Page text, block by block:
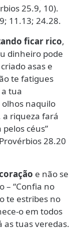
25.9, 10).
11.13; 24.28.
ficar rico,
dinheiro pode
asas e
te fatigues
tua
naquilo
a riqueza fará
céus”
28.20
e não se
– “Confia no
te estribes no
o em todos
as tuas veredas.